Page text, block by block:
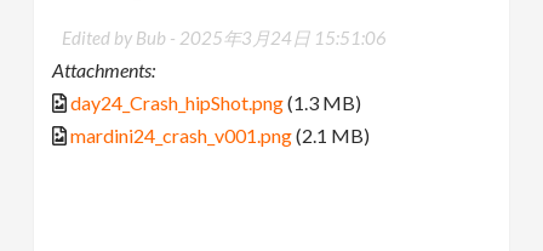
Edited by Bub - 2025年3月24日 15:51:06
Attachments:
day24_Crash_hipShot.png(1.3 MB)
mardini24_crash_v001.png(2.1 MB)